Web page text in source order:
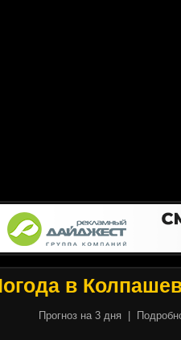
в
Прогноз на 3 дня